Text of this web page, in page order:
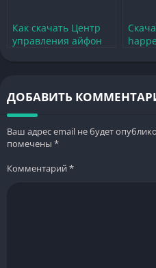
Как скачать Центр
управления айфон
ДОБАВИТЬ
Ваш адрес email не будет
помечены *
Комментарий*